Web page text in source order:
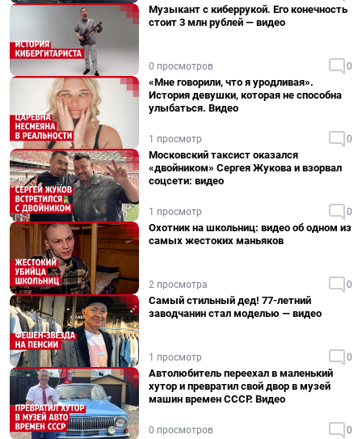
Музыкант с киберрукой. Его конечность
стоит 3 млн рублей — видео
0 просмотров 0
«Мне говорили, что я уродливая».
История девушки, которая не способна
улыбаться. Видео
1 просмотр 0
Московский таксист оказался
«двойником» Сергея Жукова и взорвал
соцсети: видео
1 просмотр 0
Охотник на школьниц: видео об одном из
самых жестоких маньяков
2 просмотра 0
Самый стильный дед! 77-летний
заводчанин стал моделью — видео
1 просмотр 0
Автолюбитель переехал в маленький
хутор и превратил свой двор в музей
машин времен СССР. Видео
0 просмотров 0